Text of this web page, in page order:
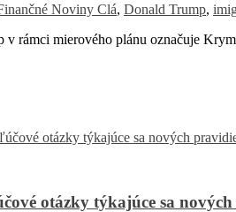
Noviny Clá, Donald Trump,
rámci mierového plánu označuje
otázky týkajúce sa